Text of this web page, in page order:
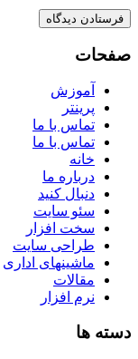
صفحات
آموزش
پرینتر
تماس با ما
تماس با ما
خانه
درباره ما
دنبال کنید
سئو سایت
سخت افزار
طراحی سایت
ماشینهای اداری
مقالات
نرم افزار
دسته ها